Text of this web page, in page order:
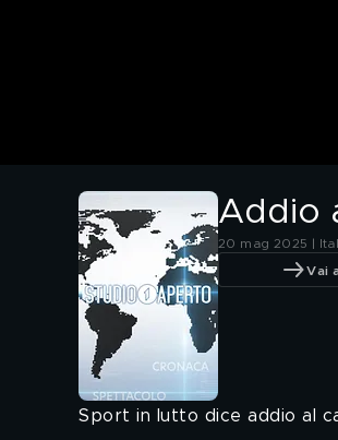
Addio
20 mag 2025 |
Vai
Sport in lutto dice addio al